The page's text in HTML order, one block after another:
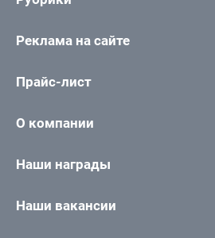
Реклама на сайте
Прайс-лист
О компании
Наши награды
Наши вакансии